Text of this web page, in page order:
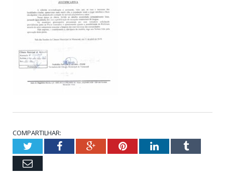
COMPARTILHAR:
TwitterFacebookGoogle+PinterestLinkedInTumblr
Email